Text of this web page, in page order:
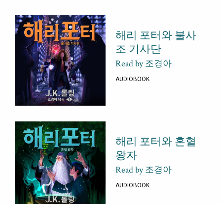
해리 포터와 불사
조 기사단
Read by 조경아
AUDIOBOOK
해리 포터와 혼혈
왕자
Read by 조경아
AUDIOBOOK